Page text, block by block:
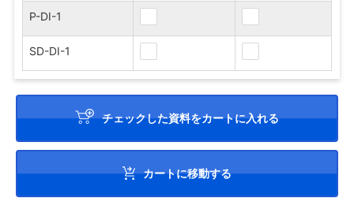
P-DI-1
SD-DI-1
チェックした資料をカートに入れる
カートに移動する